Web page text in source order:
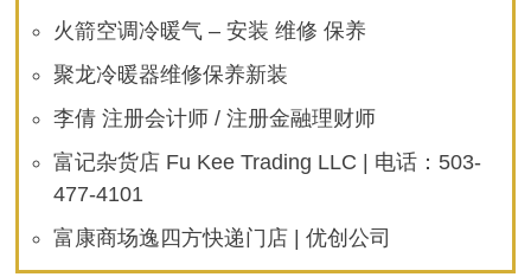
火箭空调冷暖气 – 安装 维修 保养
聚龙冷暖器维修保养新装
李倩 注册会计师 / 注册金融理财师
富记杂货店 Fu Kee Trading LLC | 电话：503-
477-4101
富康商场逸四方快递门店 | 优创公司